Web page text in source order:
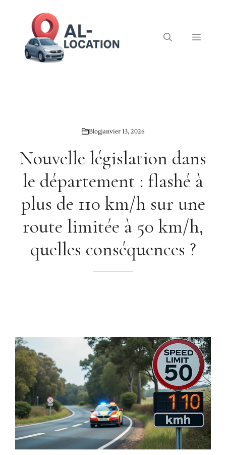
Menu
Blogjanvier 13, 2026
Nouvelle législation dans
le département : flashé à
plus de 110 km/h sur une
route limitée à 50 km/h,
quelles conséquences ?